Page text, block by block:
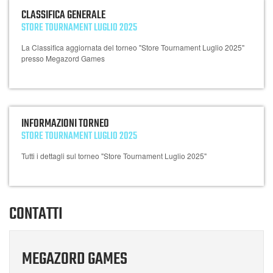
CLASSIFICA GENERALE
STORE TOURNAMENT LUGLIO 2025
La Classifica aggiornata del torneo "Store Tournament Luglio 2025"
presso Megazord Games
INFORMAZIONI TORNEO
STORE TOURNAMENT LUGLIO 2025
Tutti i dettagli sul torneo "Store Tournament Luglio 2025"
CONTATTI
MEGAZORD GAMES